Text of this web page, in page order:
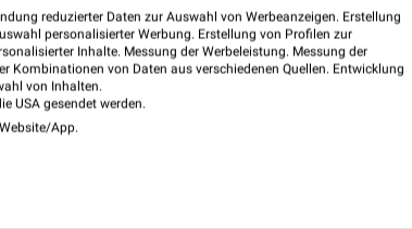
reduzierter Daten zur Auswahl von Werbeanzeigen. Erstellung
personalisierter Werbung. Erstellung von Profilen zur
Inhalte. Messung der Werbeleistung. Messung der
Kombinationen von Daten aus verschiedenen Quellen. Entwicklung
von Inhalten.
USA gesendet werden.
App.